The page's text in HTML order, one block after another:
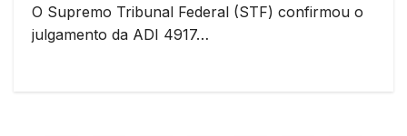
O Supremo Tribunal Federal (STF) confirmou o
julgamento da ADI 4917…